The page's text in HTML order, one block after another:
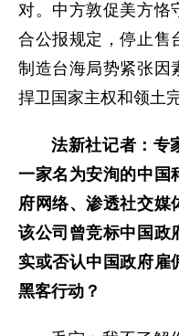
对。中方敦促美方恪
合公报规定，停止售
制造台海局势紧张因
捍卫国家主权和领土完
法新社记者：专
一家名为安洵的中国
府网络、渗透社交媒
该公司曾竞标中国政
实或否认中国政府雇
黑客行动？